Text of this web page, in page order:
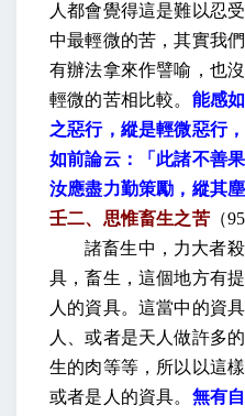
人都會覺得這是難以忍
中最輕微的苦，其實我
有辦法拿來作譬喻，也
輕微的苦相比較。 能感
之惡行，縱是輕微惡行
如前論云：「此諸不善
汝應盡力勤策勵，縱其塵
壬二、思惟畜生之苦（95
諸畜生中，力大者
具，畜生，這個地方有
人的資具。這當中的資
人、或者是天人做許多
生的肉等等，所以以這
或者是人的資具。 無有自